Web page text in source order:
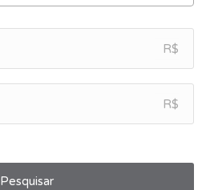
R$
R$
Pesquisar